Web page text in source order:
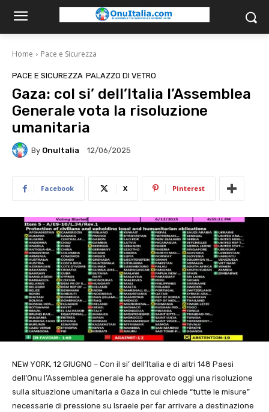
Home Pace e Sicurezza
PACE E SICUREZZA PALAZZO DI VETRO
Gaza: col si’ dell’Italia l’Assemblea
Generale vota la risoluzione
umanitaria
By OnuItalia 12/06/2025
Facebook X Pinterest
NEW YORK, 12 GIUGNO – Con il si’ dell’Italia e di altri 148 Paesi
dell’Onu l’Assemblea generale ha approvato oggi una risoluzione
sulla situazione umanitaria a Gaza in cui chiede “tutte le misure”
necessarie di pressione su Israele per far arrivare a destinazione